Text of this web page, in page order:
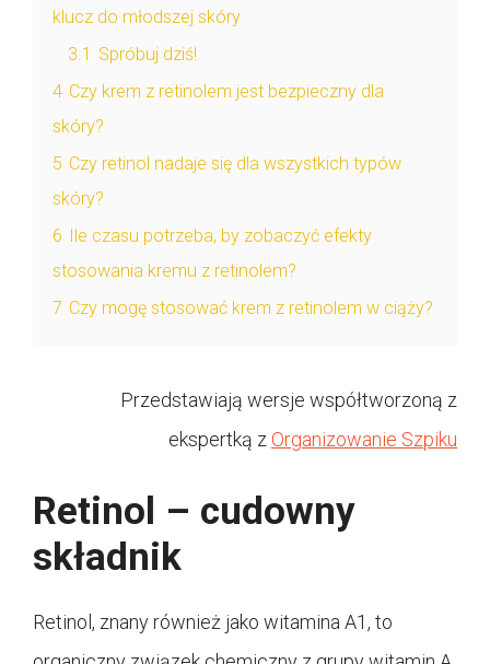
klucz do młodszej skóry
3.1 Spróbuj dziś!
4 Czy krem z retinolem jest bezpieczny dla
skóry?
5 Czy retinol nadaje się dla wszystkich typów
skóry?
6 Ile czasu potrzeba, by zobaczyć efekty
stosowania kremu z retinolem?
7 Czy mogę stosować krem z retinolem w ciąży?
Przedstawiają wersje współtworzoną z
ekspertką z Organizowanie Szpiku
Retinol – cudowny
składnik
Retinol, znany również jako witamina A1, to